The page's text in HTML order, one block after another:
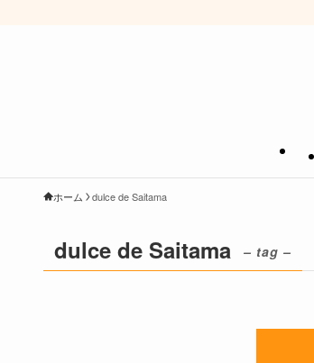
ホーム dulce de Saitama
dulce de Saitama – tag –